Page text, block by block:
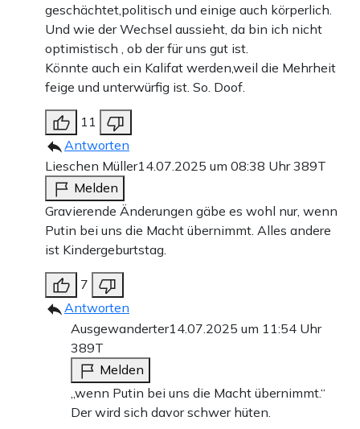
geschächtet,politisch und einige auch körperlich.
Und wie der Wechsel aussieht, da bin ich nicht
optimistisch , ob der für uns gut ist.
Könnte auch ein Kalifat werden,weil die Mehrheit
feige und unterwürfig ist. So. Doof.
11
Antworten
Lieschen Müller14.07.2025 um 08:38 Uhr389T
Melden
Gravierende Änderungen gäbe es wohl nur, wenn
Putin bei uns die Macht übernimmt. Alles andere
ist Kindergeburtstag.
7
Antworten
Ausgewanderter14.07.2025 um 11:54 Uhr
389T
Melden
„wenn Putin bei uns die Macht übernimmt.“
Der wird sich davor schwer hüten.